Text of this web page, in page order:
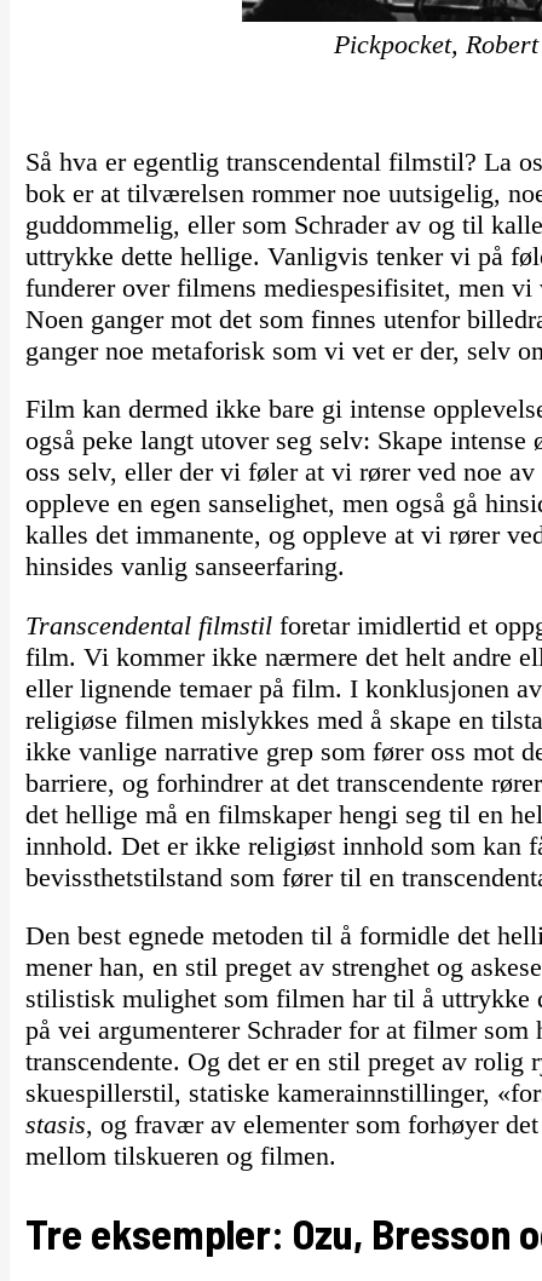
Pickpocket,
Så hva er egentlig transcendental filmstil? La
bok er at tilværelsen rommer noe uutsigelig,
guddommelig, eller som Schrader av og til
uttrykke dette hellige. Vanligvis tenker vi på
funderer over filmens mediespesifisitet, men
Noen ganger mot det som finnes utenfor
ganger noe metaforisk som vi vet er der, selv
Film kan dermed ikke bare gi intense
også peke langt utover seg selv: Skape
oss selv, eller der vi føler at vi rører ved noe
oppleve en egen sanselighet, men også gå
kalles det immanente, og oppleve at vi rører
hinsides vanlig sanseerfaring.
Transcendental filmstilforetar imidlertid et
film. Vi kommer ikke nærmere det helt andre
eller lignende temaer på film. I konklusjonen
religiøse filmen mislykkes med å skape en
ikke vanlige narrative grep som fører oss mot
barriere, og forhindrer at det transcendente
det hellige må en filmskaper hengi seg til en
innhold. Det er ikke religiøst innhold som kan
bevissthetstilstand som fører til en
Den best egnede metoden til å formidle det
mener han, en stil preget av strenghet og
stilistisk mulighet som filmen har til å uttrykke
på vei argumenterer Schrader for at filmer
transcendente. Og det er en stil preget av
skuespillerstil, statiske kamerainnstillinger,
stasis, og fravær av elementer som forhøyer
mellom tilskueren og filmen.
Tre eksempler: Ozu, Bresson